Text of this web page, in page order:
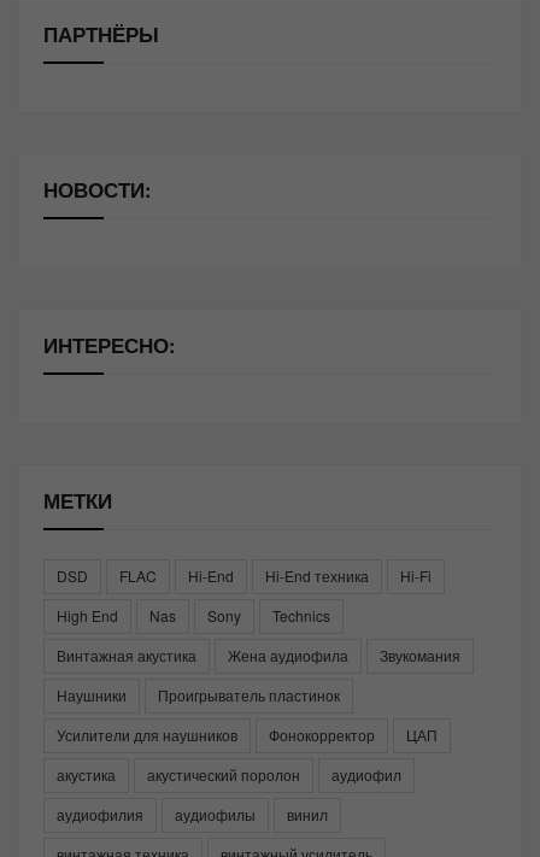
ПАРТНЁРЫ
НОВОСТИ:
ИНТЕРЕСНО:
МЕТКИ
DSD FLAC Hi-End Hi-End техника
Hi-Fi
High End
Nas Sony
Technics
Винтажная акустика
Жена аудиофила
Звукомания
Наушники
Проигрыватель пластинок
Усилители для наушников
Фонокорректор
ЦАП
акустика
акустический поролон
аудиофил
аудиофилия
аудиофилы
винил